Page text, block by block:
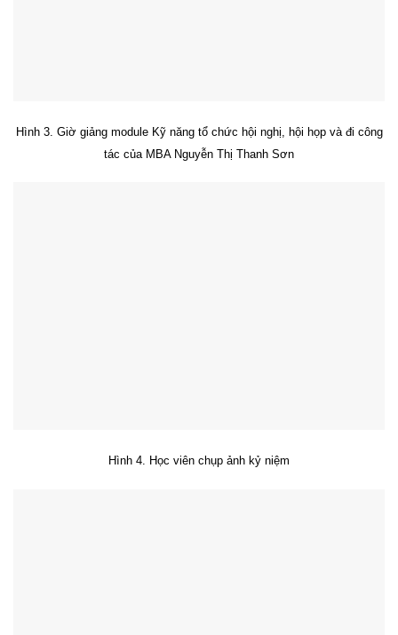
Hình 3. Giờ giảng module Kỹ năng tổ chức hội nghị, hội họp và đi công
tác của MBA Nguyễn Thị Thanh Sơn
Hình 4. Học viên chụp ảnh kỷ niệm